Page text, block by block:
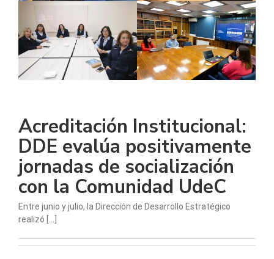
Acreditación Institucional:
DDE evalúa positivamente
jornadas de socialización
con la Comunidad UdeC
Entre junio y julio, la Dirección de Desarrollo Estratégico
realizó [...]